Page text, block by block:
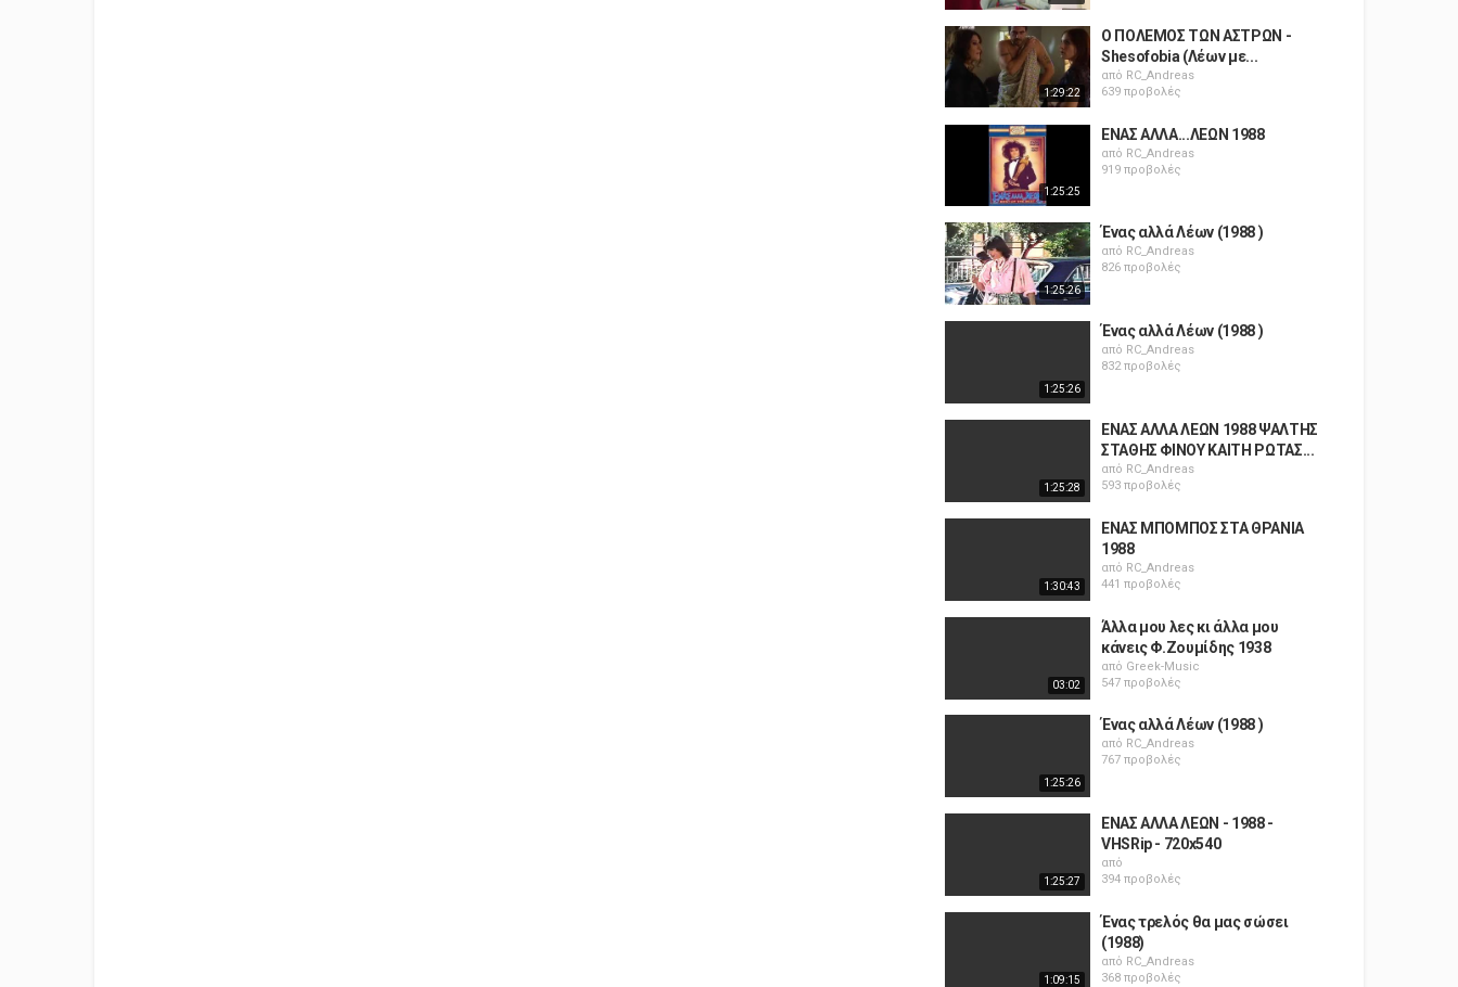
1:29:22
Ο ΠΟΛΕΜΟΣ ΤΩΝ ΑΣΤΡΩΝ -
Shesofobia (Λέων με...
από RC_Andreas
639 προβολές
1:25:25
ΕΝΑΣ ΑΛΛΑ...ΛΕΩΝ 1988
από RC_Andreas
919 προβολές
1:25:26
Ένας αλλά Λέων (1988 )
από RC_Andreas
826 προβολές
1:25:26
Ένας αλλά Λέων (1988 )
από RC_Andreas
832 προβολές
1:25:28
ΕΝΑΣ ΑΛΛΑ ΛΕΩΝ 1988 ΨΑΛΤΗΣ
ΣΤΑΘΗΣ ΦΙΝΟΥ ΚΑΙΤΗ ΡΩΤΑΣ...
από RC_Andreas
593 προβολές
1:30:43
ΕΝΑΣ ΜΠΟΜΠΟΣ ΣΤΑ ΘΡΑΝΙΑ
1988
από RC_Andreas
441 προβολές
03:02
Άλλα μου λες κι άλλα μου
κάνεις Φ.Ζουμίδης 1938
από Greek-Music
547 προβολές
1:25:26
Ένας αλλά Λέων (1988 )
από RC_Andreas
767 προβολές
1:25:27
ΕΝΑΣ ΑΛΛΑ ΛΕΩΝ - 1988 -
VHSRip - 720x540
από
394 προβολές
1:09:15
Ένας τρελός θα μας σώσει
(1988)
από RC_Andreas
368 προβολές